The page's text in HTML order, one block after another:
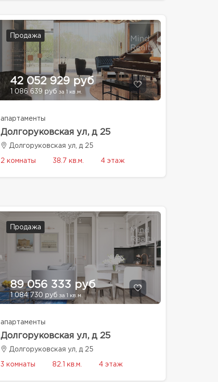
Продажа
42 052 929 руб
1 086 639 руб за 1 кв.м.
апартаменты
Долгоруковская ул, д 25
Долгоруковская ул, д 25
2 комнаты 38.7 кв.м. 4 этаж
Продажа
89 056 333 руб
1 084 730 руб за 1 кв.м.
апартаменты
Долгоруковская ул, д 25
Долгоруковская ул, д 25
3 комнаты 82.1 кв.м. 4 этаж